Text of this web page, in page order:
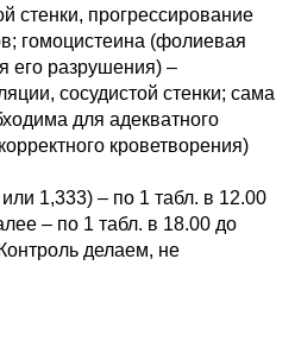
стенки, прогрессирование
гомоцистеина (фолиевая
его разрушения) –
сосудистой стенки; сама
для адекватного
кроветворения)
1,333) – по 1 табл. в 12.00
– по 1 табл. в 18.00 до
делаем, не